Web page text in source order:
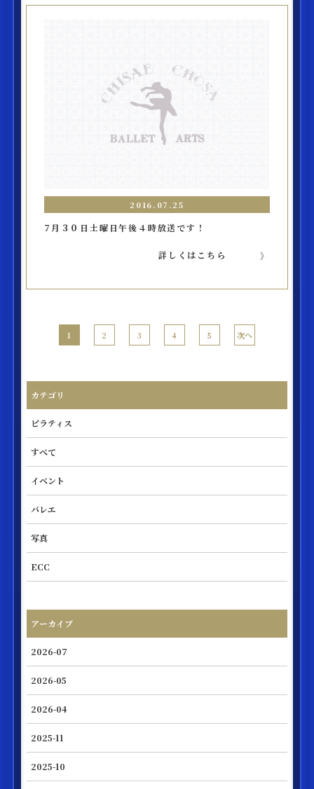
2016.07.25
7月３０日土曜日午後４時放送です！
詳しくはこちら
1 2 3 4 5 次へ
カテゴリ
ピラティス
すべて
イベント
バレエ
写真
ECC
アーカイブ
2026-07
2026-05
2026-04
2025-11
2025-10